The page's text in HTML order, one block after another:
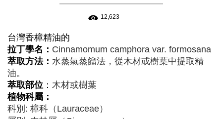
12,623
台灣香樟精油的
拉丁學名： Cinnamomum camphora var. formosana
萃取方法： 水蒸氣蒸餾法，從木材或樹葉中提取精
油。
萃取部位 ： 木材或樹葉
植物科屬：
科別: 樟科（Lauraceae）